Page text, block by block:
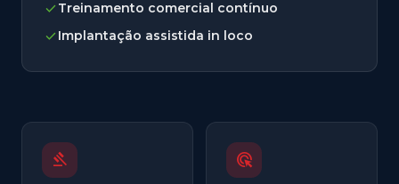
checkTreinamento comercial contínuo
checkImplantação assistida in loco
gavel ads_click